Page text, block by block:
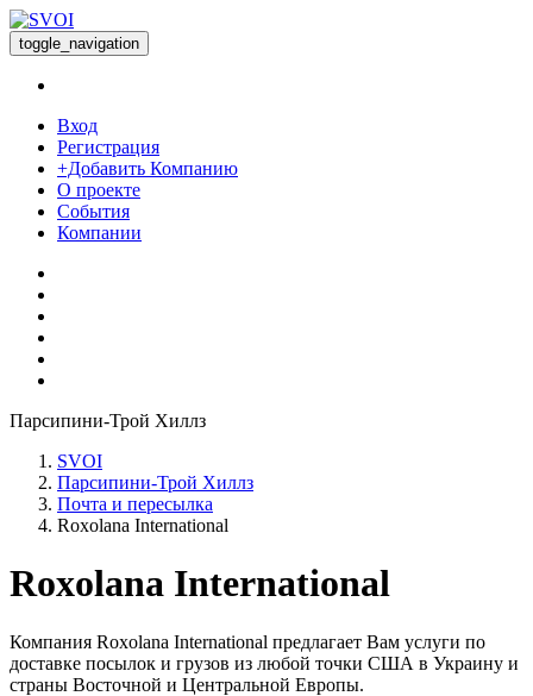
toggle_navigation
Вход
Регистрация
+Добавить Компанию
О проекте
События
Компании
Парсипини-Трой Хиллз
SVOI
Парсипини-Трой Хиллз
Почта и пересылка
Roxolana International
Roxolana International
Компания Roxolana International предлагает Вам услуги по
доставке посылок и грузов из любой точки США в Украину и
страны Восточной и Центральной Европы.